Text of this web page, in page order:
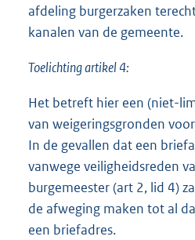
afdeling burgerzaken
kanalen van de gemeente.
Toelichting artikel 4:
Het betreft hier een (niet-
van weigeringsgronden
In de gevallen dat een
vanwege veiligheidsreden
burgemeester (art 2, lid 4)
de afweging maken tot al
een briefadres.